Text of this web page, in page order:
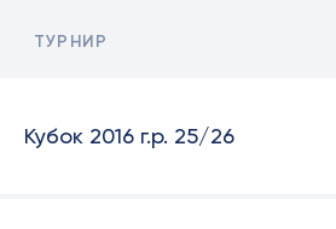
ТУРНИР
Кубок 2016 г.р. 25/26